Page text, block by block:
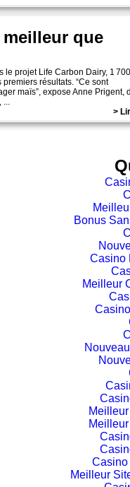
meilleur que
le projet Life Carbon Dairy, 1 700
résultats. “Ce sont
maïs”, expose Anne Prigent,
...
>
Bonus
Casino
Meilleur
Casino
Meilleur